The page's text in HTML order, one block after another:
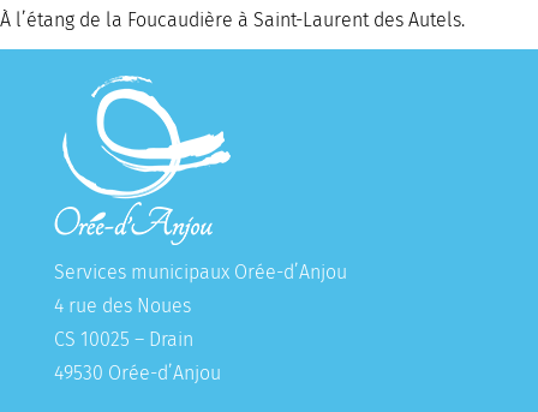
À l’étang de la Foucaudière à Saint-Laurent des Autels.
Services municipaux Orée-d’Anjou
4 rue des Noues
CS 10025 – Drain
49530 Orée-d’Anjou